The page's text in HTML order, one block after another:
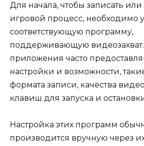
Для начала, чтобы записать или
игровой процесс, необходимо
соответствующую программу,
поддерживающую
приложения часто
настройки и возможности,
формата записи, качества
клавиш для запуска и
Настройка этих программ
производится вручную через